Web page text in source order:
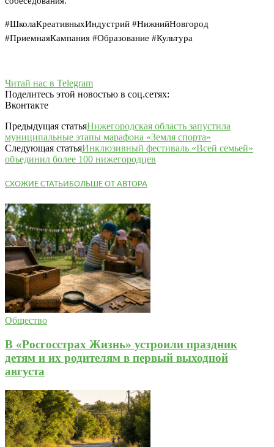
#ШколаКреативныхИндустрий #НижнийНовгород
#ПриемнаяКампания #Образование #Культура
Читай нас в Telegram
Поделитесь этой новостью в соц.сетях:
Вконтакте
Предыдущая статьяНижегородская область запустила
муниципальные этапы марафона «Земля спорта»
Следующая статьяИнклюзивный фестиваль «Всей семьей»
объединил более 100 нижегородцев
СХОЖИЕ СТАТЬИБОЛЬШЕ ОТ АВТОРА
Общество
В «Росгосстрах Жизнь» устроили праздник
детям и их родителям в первый выходной
августа